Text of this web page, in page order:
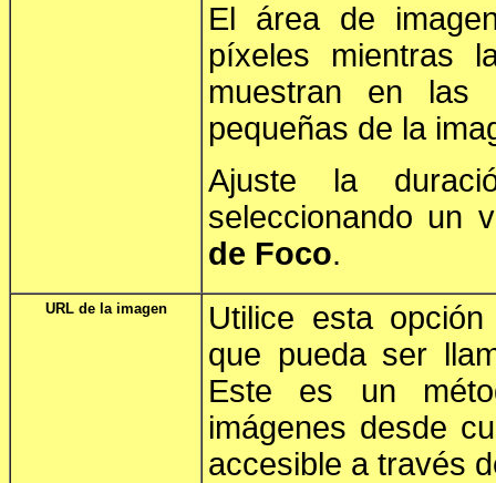
El área de
píxeles mientras
muestran en las
pequeñas de la
Ajuste la
seleccionando un
de Foco.
URL de la imagen
Utilice esta
que pueda ser
Este es un
imágenes desde
accesible a través